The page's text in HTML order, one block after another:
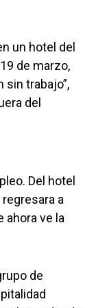
un hotel del
de marzo,
sin trabajo”,
del
Del hotel
a
ahora ve la
de